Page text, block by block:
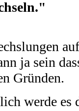
ja sein
Gründen.
werde es